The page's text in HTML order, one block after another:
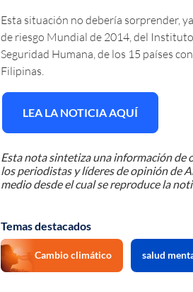
Esta situación no debería sorprender,
de riesgo Mundial de 2014, del
Seguridad Humana, de los 15 países
Filipinas.
LEA LA NOTICIA AQUÍ
Esta nota sintetiza una información de
los periodistas y líderes de opinión de
medio desde el cual se reproduce la
Temas destacados
Cambio climático salud